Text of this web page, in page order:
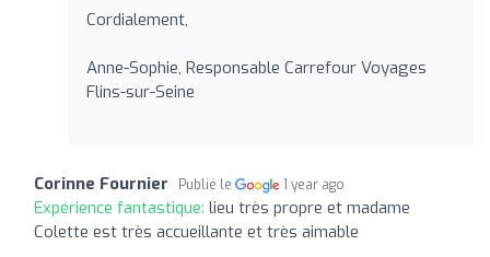
Cordialement,
Anne-Sophie, Responsable Carrefour Voyages
Flins-sur-Seine
Corinne Fournier Publié le 1 year ago
Expérience fantastique: lieu très propre et madame
Colette est très accueillante et très aimable